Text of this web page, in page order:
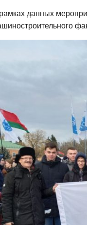
данных